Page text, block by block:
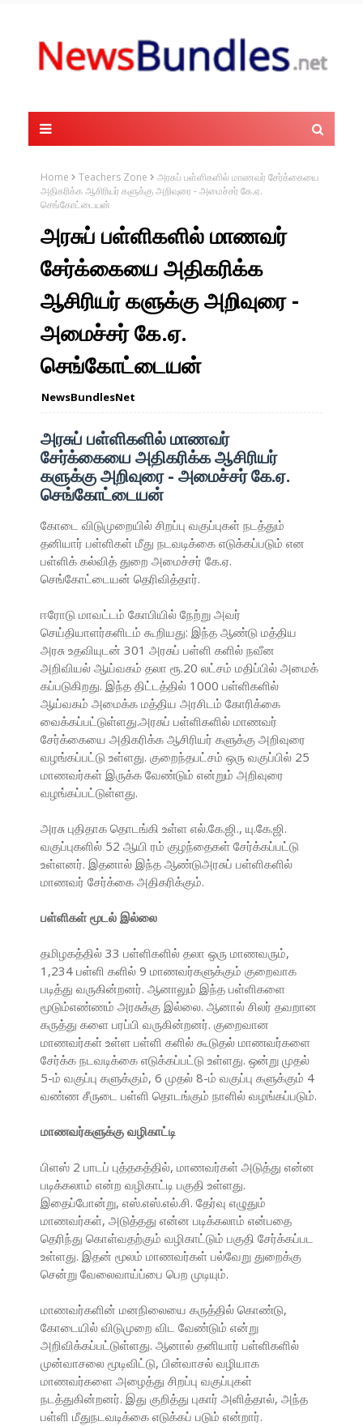
Home Teachers Zone
அரசுப் பள்ளிகளில் மாணவர் சேர்க்கையை
அதிகரிக்க ஆசிரியர் களுக்கு அறிவுரை - அமைச்சர் கே.ஏ.
செங்கோட்டையன்
அரசுப் பள்ளிகளில் மாணவர்
சேர்க்கையை அதிகரிக்க
ஆசிரியர் களுக்கு அறிவுரை -
அமைச்சர் கே.ஏ.
செங்கோட்டையன்
NewsBundlesNet
அரசுப் பள்ளிகளில் மாணவர்
சேர்க்கையை அதிகரிக்க ஆசிரியர்
களுக்கு அறிவுரை - அமைச்சர் கே.ஏ.
செங்கோட்டையன்
கோடை விடுமுறையில் சிறப்பு வகுப்புகள் நடத்தும்
தனியார் பள்ளிகள் மீது நடவடிக்கை எடுக்கப்படும் என
பள்ளிக் கல்வித் துறை அமைச்சர் கே.ஏ.
செங்கோட்டையன் தெரிவித்தார்.
ஈரோடு மாவட்டம் கோபியில் நேற்று அவர்
செய்தியாளர்களிடம் கூறியது: இந்த ஆண்டு மத்திய
அரசு உதவியுடன் 301 அரசுப் பள்ளி களில் நவீன
அறிவியல் ஆய்வகம் தலா ரூ.20 லட்சம் மதிப்பில் அமைக்
கப்படுகிறது. இந்த திட்டத்தில் 1000 பள்ளிகளில்
ஆய்வகம் அமைக்க மத்திய அரசிடம் கோரிக்கை
வைக்கப்பட்டுள்ளது.அரசுப் பள்ளிகளில் மாணவர்
சேர்க்கையை அதிகரிக்க ஆசிரியர் களுக்கு அறிவுரை
வழங்கப்பட்டு உள்ளது. குறைந்தபட்சம் ஒரு வகுப்பில் 25
மாணவர்கள் இருக்க வேண்டும் என்றும் அறிவுரை
வழங்கப்பட்டுள்ளது.
அரசு புதிதாக தொடங்கி உள்ள எல்.கே.ஜி., யு.கே.ஜி.
வகுப்புகளில் 52 ஆயி ரம் குழந்தைகள் சேர்க்கப்பட்டு
உள்ளனர். இதனால் இந்த ஆண்டுஅரசுப் பள்ளிகளில்
மாணவர் சேர்க்கை அதிகரிக்கும்.
பள்ளிகள் மூடல் இல்லை
தமிழகத்தில் 33 பள்ளிகளில் தலா ஒரு மாணவரும்,
1,234 பள்ளி களில் 9 மாணவர்களுக்கும் குறைவாக
படித்து வருகின்றனர். ஆனாலும் இந்த பள்ளிகளை
மூடும்எண்ணம் அரசுக்கு இல்லை. ஆனால் சிலர் தவறான
கருத்து களை பரப்பி வருகின்றனர். குறைவான
மாணவர்கள் உள்ள பள்ளி களில் கூடுதல் மாணவர்களை
சேர்க்க நடவடிக்கை எடுக்கப்பட்டு உள்ளது. ஒன்று முதல்
5-ம் வகுப்பு களுக்கும், 6 முதல் 8-ம் வகுப்பு களுக்கும் 4
வண்ண சீருடை பள்ளி தொடங்கும் நாளில் வழங்கப்படும்.
மாணவர்களுக்கு வழிகாட்டி
பிளஸ் 2 பாடப் புத்தகத்தில், மாணவர்கள் அடுத்து என்ன
படிக்கலாம் என்ற வழிகாட்டி பகுதி உள்ளது.
இதைப்போன்று, எஸ்.எஸ்.எல்.சி. தேர்வு எழுதும்
மாணவர்கள், அடுத்தது என்ன படிக்கலாம் என்பதை
தெரிந்து கொள்வதற்கும் வழிகாட்டும் பகுதி சேர்க்கப்பட
உள்ளது. இதன் மூலம் மாணவர்கள் பல்வேறு துறைக்கு
சென்று வேலைவாய்ப்பை பெற முடியும்.
மாணவர்களின் மனநிலையை கருத்தில் கொண்டு,
கோடையில் விடுமுறை விட வேண்டும் என்று
அறிவிக்கப்பட்டுள்ளது. ஆனால் தனியார் பள்ளிகளில்
முன்வாசலை மூடிவிட்டு, பின்வாசல் வழியாக
மாணவர்களை அழைத்து சிறப்பு வகுப்புகள்
நடத்துகின்றனர். இது குறித்து புகார் அளித்தால், அந்த
பள்ளி மீதுநடவடிக்கை எடுக்கப் படும் என்றார்.